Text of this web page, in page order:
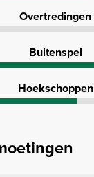
Overtredingen
Buitenspel
Hoekschoppen